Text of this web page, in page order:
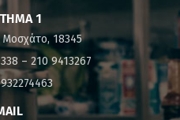
1
18345
– 210 9413267